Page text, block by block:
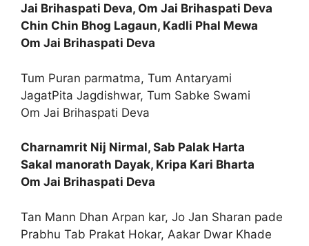
Jai Brihaspati Deva, Om Jai Brihaspati Deva
Chin Chin Bhog Lagaun, Kadli Phal Mewa
Om Jai Brihaspati Deva
Tum Puran parmatma, Tum Antaryami
JagatPita Jagdishwar, Tum Sabke Swami
Om Jai Brihaspati Deva
Charnamrit Nij Nirmal, Sab Palak Harta
Sakal manorath Dayak, Kripa Kari Bharta
Om Jai Brihaspati Deva
Tan Mann Dhan Arpan kar, Jo Jan Sharan pade
Prabhu Tab Prakat Hokar, Aakar Dwar Khade